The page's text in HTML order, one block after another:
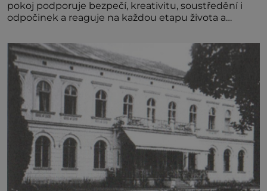
pokoj podporuje bezpečí, kreativitu, soustředění i
odpočinek a reaguje na každou etapu života a
jednoduchost, měkkost a bezpečí, proto by pokoj
miminka měl působit především klidně a útulně.
Předškolní věk je